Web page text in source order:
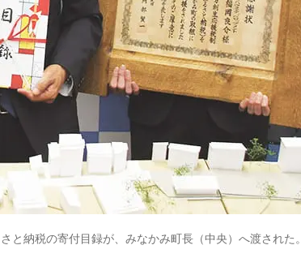
納税の寄付目録が、みなかみ町長（中央）へ渡された。